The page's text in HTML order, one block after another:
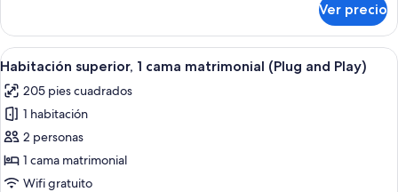
2
camas
individuales
estándar
con
2
individuales,
2
camas
individuales
Ver precio
Abrir
todas
las
fotos
de
Habitación
superior,
Habitación de hotel con una cama
6
Habitación superior, 1 cama matrimonial (Plug and Play)
205 pies cuadrados
1 habitación
2 personas
1 cama matrimonial
Wifi gratuito